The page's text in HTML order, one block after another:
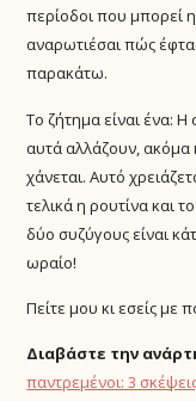
περίοδοι που μπορεί
αναρωτιέσαι πώς
παρακάτω.
Το ζήτημα είναι ένα: Η
αυτά αλλάζουν, ακόμα
χάνεται. Αυτό
τελικά η ρουτίνα και
δύο συζύγους είναι
ωραίο!
Πείτε μου κι εσείς με
Διαβάστε την
παντρεμένοι: 3